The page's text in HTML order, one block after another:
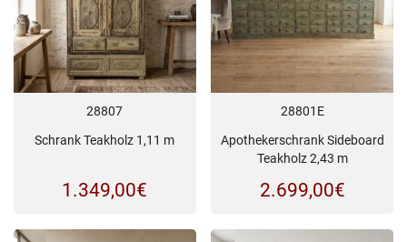
28807
Schrank Teakholz 1,11 m
1.349,00€
28801E
Apothekerschrank Sideboard
Teakholz 2,43 m
2.699,00€